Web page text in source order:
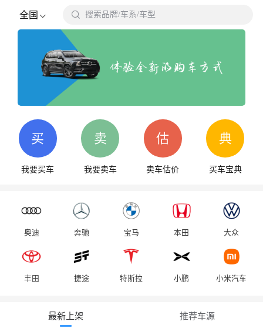
全国  搜索品牌/车系/车型
买
我要买车
卖
我要卖车
估
卖车估价
典
买车宝典
奥迪 奔驰 宝马 本田 大众
丰田 捷途 特斯拉 小鹏 小米汽车
最新上架 推荐车源